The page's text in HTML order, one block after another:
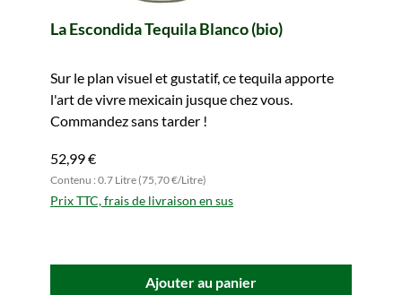
La Escondida Tequila Blanco (bio)
Sur le plan visuel et gustatif, ce tequila apporte
l'art de vivre mexicain jusque chez vous.
Commandez sans tarder !
52,99 €
Contenu : 0.7 Litre (75,70 €/Litre)
Prix TTC, frais de livraison en sus
Ajouter au panier